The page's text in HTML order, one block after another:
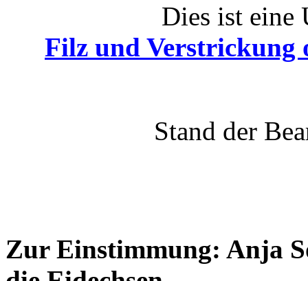
Dies ist eine
Filz und Verstrickung
Stand der
Zur Einstimmung: Anja